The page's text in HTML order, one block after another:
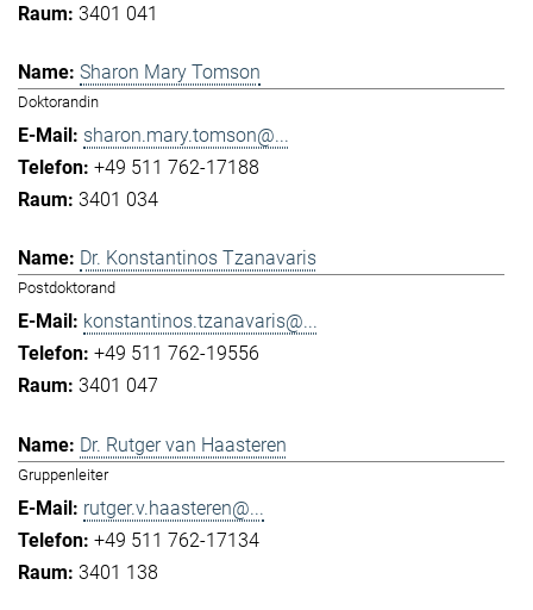
3401 041
Sharon Mary Tomson
Doktorandin
sharon.mary.tomson@...
+49 511 762-17188
3401 034
Dr. Konstantinos Tzanavaris
Postdoktorand
konstantinos.tzanavaris@...
+49 511 762-19556
3401 047
Dr. Rutger van Haasteren
Gruppenleiter
rutger.v.haasteren@...
+49 511 762-17134
3401 138